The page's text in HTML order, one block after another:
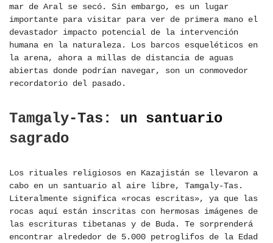
mar de Aral se secó. Sin embargo, es un lugar
importante para visitar para ver de primera mano el
devastador impacto potencial de la intervención
humana en la naturaleza. Los barcos esqueléticos en
la arena, ahora a millas de distancia de aguas
abiertas donde podrían navegar, son un conmovedor
recordatorio del pasado.
Tamgaly-Tas: un santuario
sagrado
Los rituales religiosos en Kazajistán se llevaron a
cabo en un santuario al aire libre, Tamgaly-Tas.
Literalmente significa «rocas escritas», ya que las
rocas aquí están inscritas con hermosas imágenes de
las escrituras tibetanas y de Buda. Te sorprenderá
encontrar alrededor de 5.000 petroglifos de la Edad